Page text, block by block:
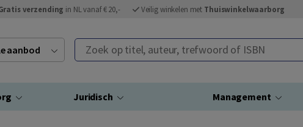
verzending in NL vanaf € 20,- Veilig winkelen met Thuiswinkelwaarborg
aanbod Zoek op titel, auteur, trefwoord of ISBN
Juridisch Management